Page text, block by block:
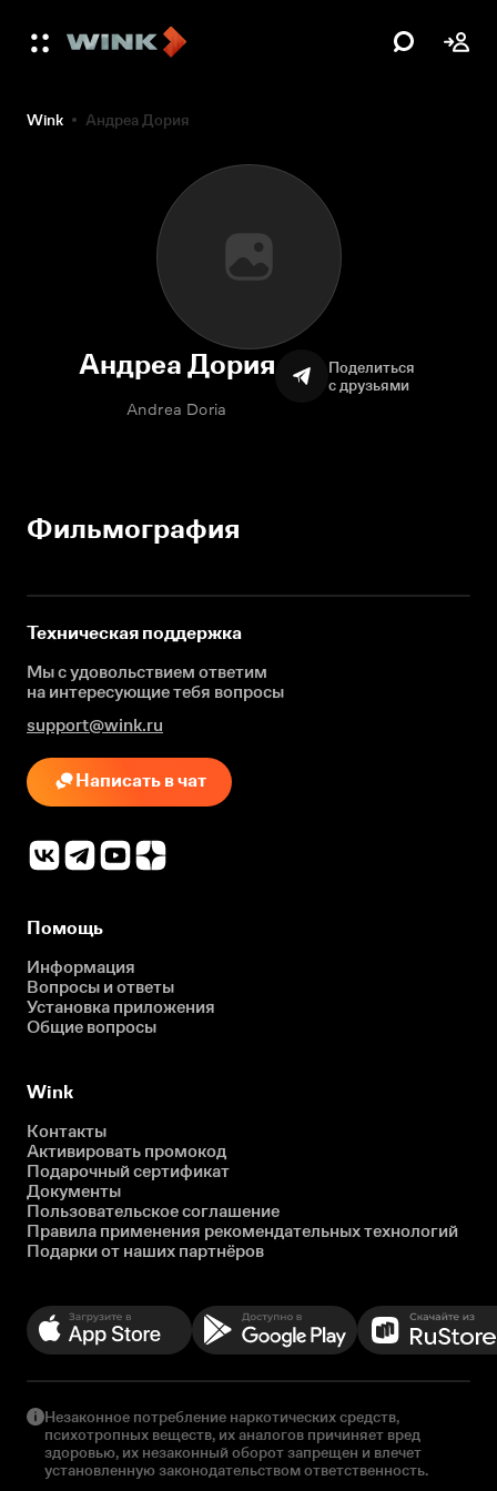
Wink Андреа Дория
Андреа Дория
Andrea Doria
Поделиться
с друзьями
Фильмография
Техническая поддержка
Мы с удовольствием ответим
на интересующиетебя вопросы
support@wink.ru
Написать в чат
Помощь
Информация
Вопросы и ответы
Установка приложения
Общие вопросы
Wink
Контакты
Активировать промокод
Подарочный сертификат
Документы
Пользовательское соглашение
Правила применения рекомендательных технологий
Подарки от наших партнёров
Незаконное потребление наркотических средств,
психотропных веществ, их аналогов причиняет вред
здоровью, их незаконный оборот запрещен и влечет
установленную законодательством ответственность.